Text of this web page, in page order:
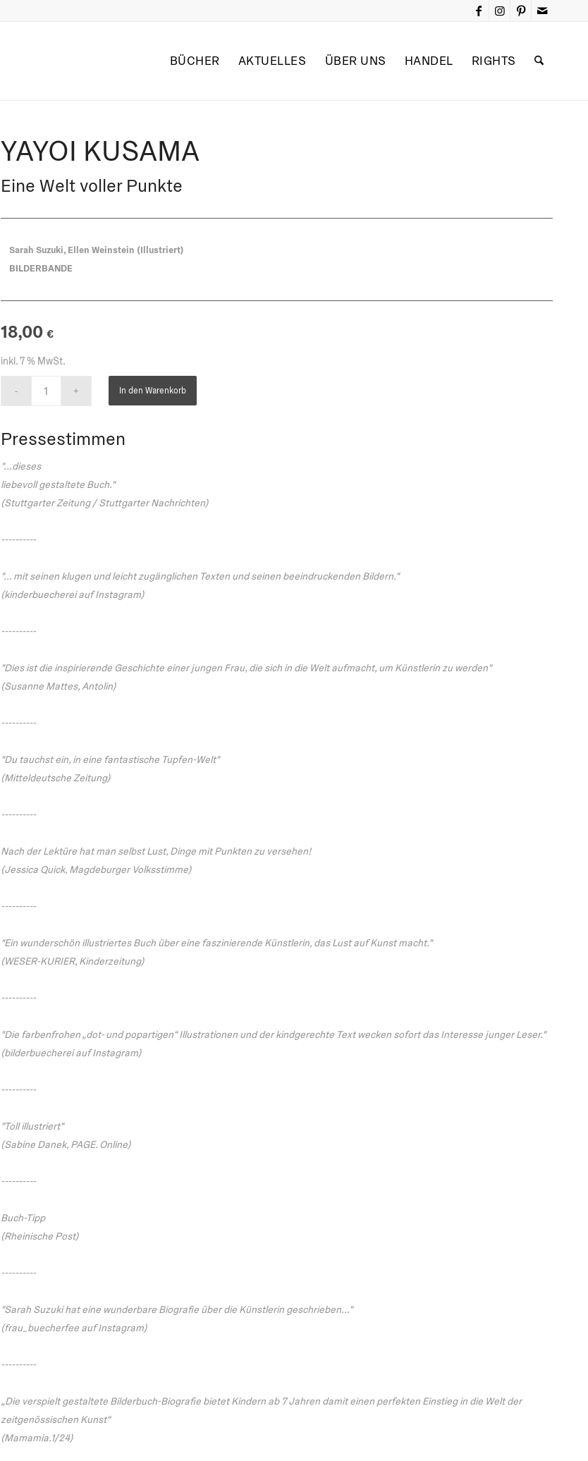
BÜCHER AKTUELLES ÜBER UNS HANDEL RIGHTS
YAYOI KUSAMA
Eine Welt voller Punkte
Sarah Suzuki, Ellen Weinstein (Illustriert)
BILDERBANDE
18,00 €
inkl. 7 % MwSt.
In den Warenkorb
Pressestimmen
"...dieses
liebevoll gestaltete Buch."
(Stuttgarter Zeitung / Stuttgarter Nachrichten)
----------
"... mit seinen klugen und leicht zugänglichen Texten und seinen beeindruckenden Bildern."
(kinderbuecherei auf Instagram)
----------
"Dies ist die inspirierende Geschichte einer jungen Frau, die sich in die Welt aufmacht, um Künstlerin zu werden"
(Susanne Mattes, Antolin)
----------
"Du tauchst ein, in eine fantastische Tupfen-Welt"
(Mitteldeutsche Zeitung)
----------
Nach der Lektüre hat man selbst Lust, Dinge mit Punkten zu versehen!
(Jessica Quick, Magdeburger Volksstimme)
----------
"Ein wunderschön illustriertes Buch über eine faszinierende Künstlerin, das Lust auf Kunst macht."
(WESER-KURIER, Kinderzeitung)
----------
"Die farbenfrohen „dot- und popartigen“ Illustrationen und der kindgerechte Text wecken sofort das Interesse junger Leser."
(bilderbuecherei auf Instagram)
----------
"Toll illustriert"
(Sabine Danek, PAGE. Online)
----------
Buch-Tipp
(Rheinische Post)
----------
"Sarah Suzuki hat eine wunderbare Biografie über die Künstlerin geschrieben..."
(frau_buecherfee auf Instagram)
----------
„Die verspielt gestaltete Bilderbuch-Biografie bietet Kindern ab 7 Jahren damit einen perfekten Einstieg in die Welt der
zeitgenössischen Kunst“
(Mamamia.1/24)